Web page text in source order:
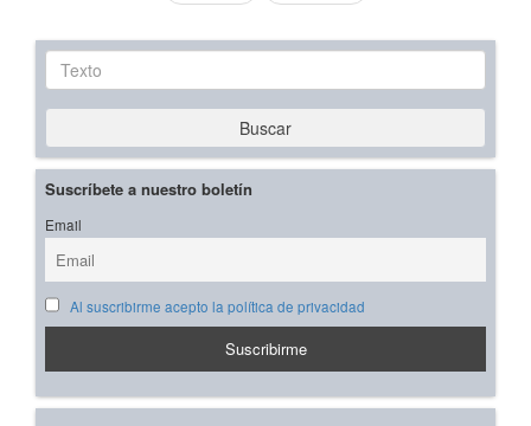
Texto
Buscar
Suscríbete a nuestro boletín
Email
Al suscribirme acepto la política de privacidad